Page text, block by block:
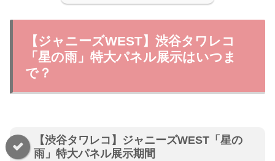
【ジャニーズWEST】渋谷タワレコ
「星の雨」特大パネル展示はいつま
で？
【渋谷タワレコ】ジャニーズWEST「星の
雨」特大パネル展示期間